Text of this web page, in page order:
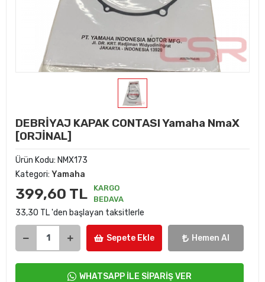
DEBRİYAJ KAPAK CONTASI Yamaha NmaX
[ORJİNAL]
Ürün Kodu: NMX173
Kategori: Yamaha
399,60 TL
KARGO
BEDAVA
33,30 TL 'den başlayan taksitlerle
Sepete Ekle Hemen Al
WHATSAPP İLE SİPARİŞ VER